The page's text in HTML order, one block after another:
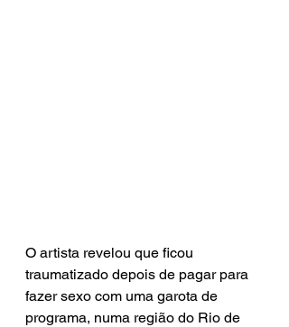
O artista revelou que ficou
traumatizado depois de pagar para
fazer sexo com uma garota de
programa, numa região do Rio de